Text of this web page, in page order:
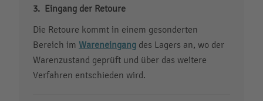
Eingang der Retoure
Die Retoure kommt in einem gesonderten
Bereich im Wareneingang des Lagers an, wo der
Warenzustand geprüft und über das weitere
Verfahren entschieden wird.